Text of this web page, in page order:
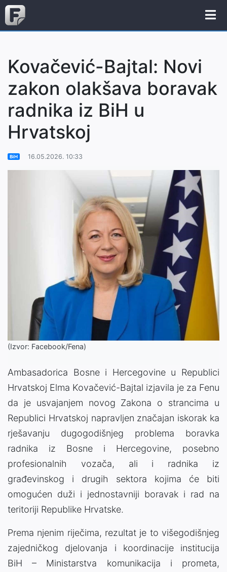
Kovačević-Bajtal: Novi
zakon olakšava boravak
radnika iz BiH u
Hrvatskoj
BiH 16.05.2026. 10:33
(Izvor: Facebook/Fena)
Ambasadorica Bosne i Hercegovine u Republici
Hrvatskoj Elma Kovačević-Bajtal izjavila je za Fenu
da je usvajanjem novog Zakona o strancima u
Republici Hrvatskoj napravljen značajan iskorak ka
rješavanju dugogodišnjeg problema boravka
radnika iz Bosne i Hercegovine, posebno
profesionalnih vozača, ali i radnika iz
građevinskog i drugih sektora kojima će biti
omogućen duži i jednostavniji boravak i rad na
teritoriji Republike Hrvatske.
Prema njenim riječima, rezultat je to višegodišnjeg
zajedničkog djelovanja i koordinacije institucija
BiH – Ministarstva komunikacija i prometa,